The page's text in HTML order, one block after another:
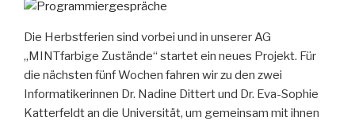
Die Herbstferien sind vorbei und in unserer AG
„MINTfarbige Zustände“ startet ein neues Projekt. Für
die nächsten fünf Wochen fahren wir zu den zwei
Informatikerinnen Dr. Nadine Dittert und Dr. Eva-Sophie
Katterfeldt an die Universität, um gemeinsam mit ihnen